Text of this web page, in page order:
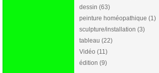
dessin (63)
peinture homéopathique (1)
sculpture/installation (3)
tableau (22)
Vidéo (11)
édition (9)